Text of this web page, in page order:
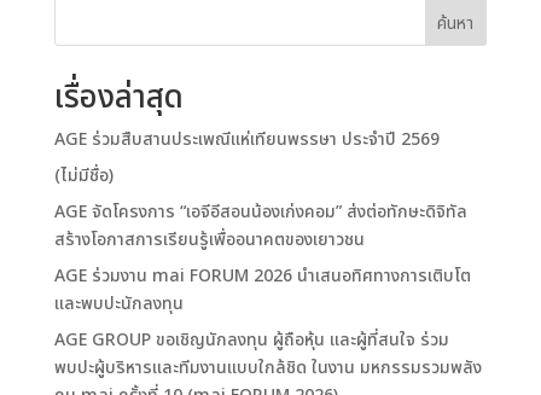
ค้นหา
เรื่องล่าสุด
AGE ร่วมสืบสานประเพณีแห่เทียนพรรษา ประจำปี 2569
(ไม่มีชื่อ)
AGE จัดโครงการ “เอจีอีสอนน้องเก่งคอม” ส่งต่อทักษะดิจิทัล
สร้างโอกาสการเรียนรู้เพื่ออนาคตของเยาวชน
AGE ร่วมงาน mai FORUM 2026 นำเสนอทิศทางการเติบโต
และพบปะนักลงทุน
AGE GROUP ขอเชิญนักลงทุน ผู้ถือหุ้น และผู้ที่สนใจ ร่วม
พบปะผู้บริหารและทีมงานแบบใกล้ชิด ในงาน มหกรรมรวมพลัง